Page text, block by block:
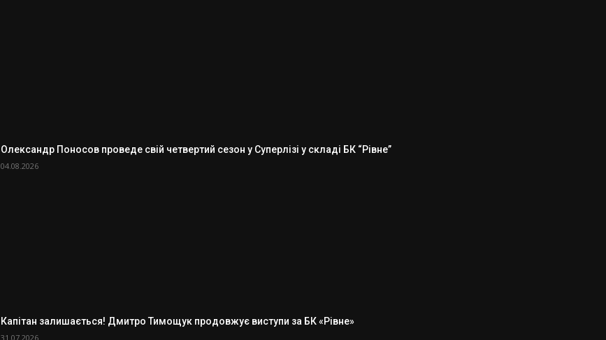
Олександр Поносов проведе свій четвертий сезон у Суперлізі у складі БК “Рівне”
04.08.2026
Капітан залишається! Дмитро Тимощук продовжує виступи за БК «Рівне»
31.07.2026